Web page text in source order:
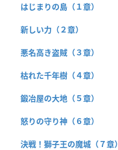
はじまりの島（１章）
新しい力（２章）
悪名高き盗賊（３章）
枯れた千年樹（４章）
鍛冶屋の大地（５章）
怒りの守り神（６章）
決戦！獅子王の魔城（７章）